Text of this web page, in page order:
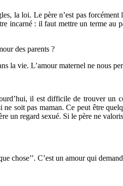
la loi. Le père n’est pas
: il faut mettre un terme au
des parents ?
la vie. L’amour maternel ne nous
il est difficile de trouver un
soit pas maman. Ce peut être
un regard sexué. Si le père ne
chose’’. C’est un amour qui